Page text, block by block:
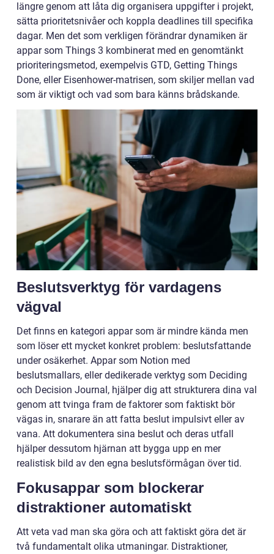
längre genom att låta dig organisera uppgifter i projekt,
sätta prioritetsnivåer och koppla deadlines till specifika
dagar. Men det som verkligen förändrar dynamiken är
appar som Things 3 kombinerat med en genomtänkt
prioriteringsmetod, exempelvis GTD, Getting Things
Done, eller Eisenhower-matrisen, som skiljer mellan vad
som är viktigt och vad som bara känns brådskande.
Beslutsverktyg för vardagens
vägval
Det finns en kategori appar som är mindre kända men
som löser ett mycket konkret problem: beslutsfattande
under osäkerhet. Appar som Notion med
beslutsmallars, eller dedikerade verktyg som Deciding
och Decision Journal, hjälper dig att strukturera dina val
genom att tvinga fram de faktorer som faktiskt bör
vägas in, snarare än att fatta beslut impulsivt eller av
vana. Att dokumentera sina beslut och deras utfall
hjälper dessutom hjärnan att bygga upp en mer
realistisk bild av den egna beslutsförmågan över tid.
Fokusappar som blockerar
distraktioner automatiskt
Att veta vad man ska göra och att faktiskt göra det är
två fundamentalt olika utmaningar. Distraktioner,